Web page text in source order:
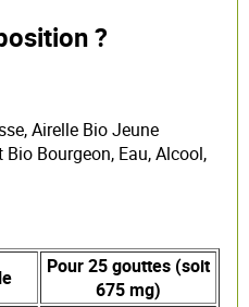
?
Airelle Bio Jeune
Bourgeon, Eau, Alcool,
Pour 25 gouttes (soit
675 mg)